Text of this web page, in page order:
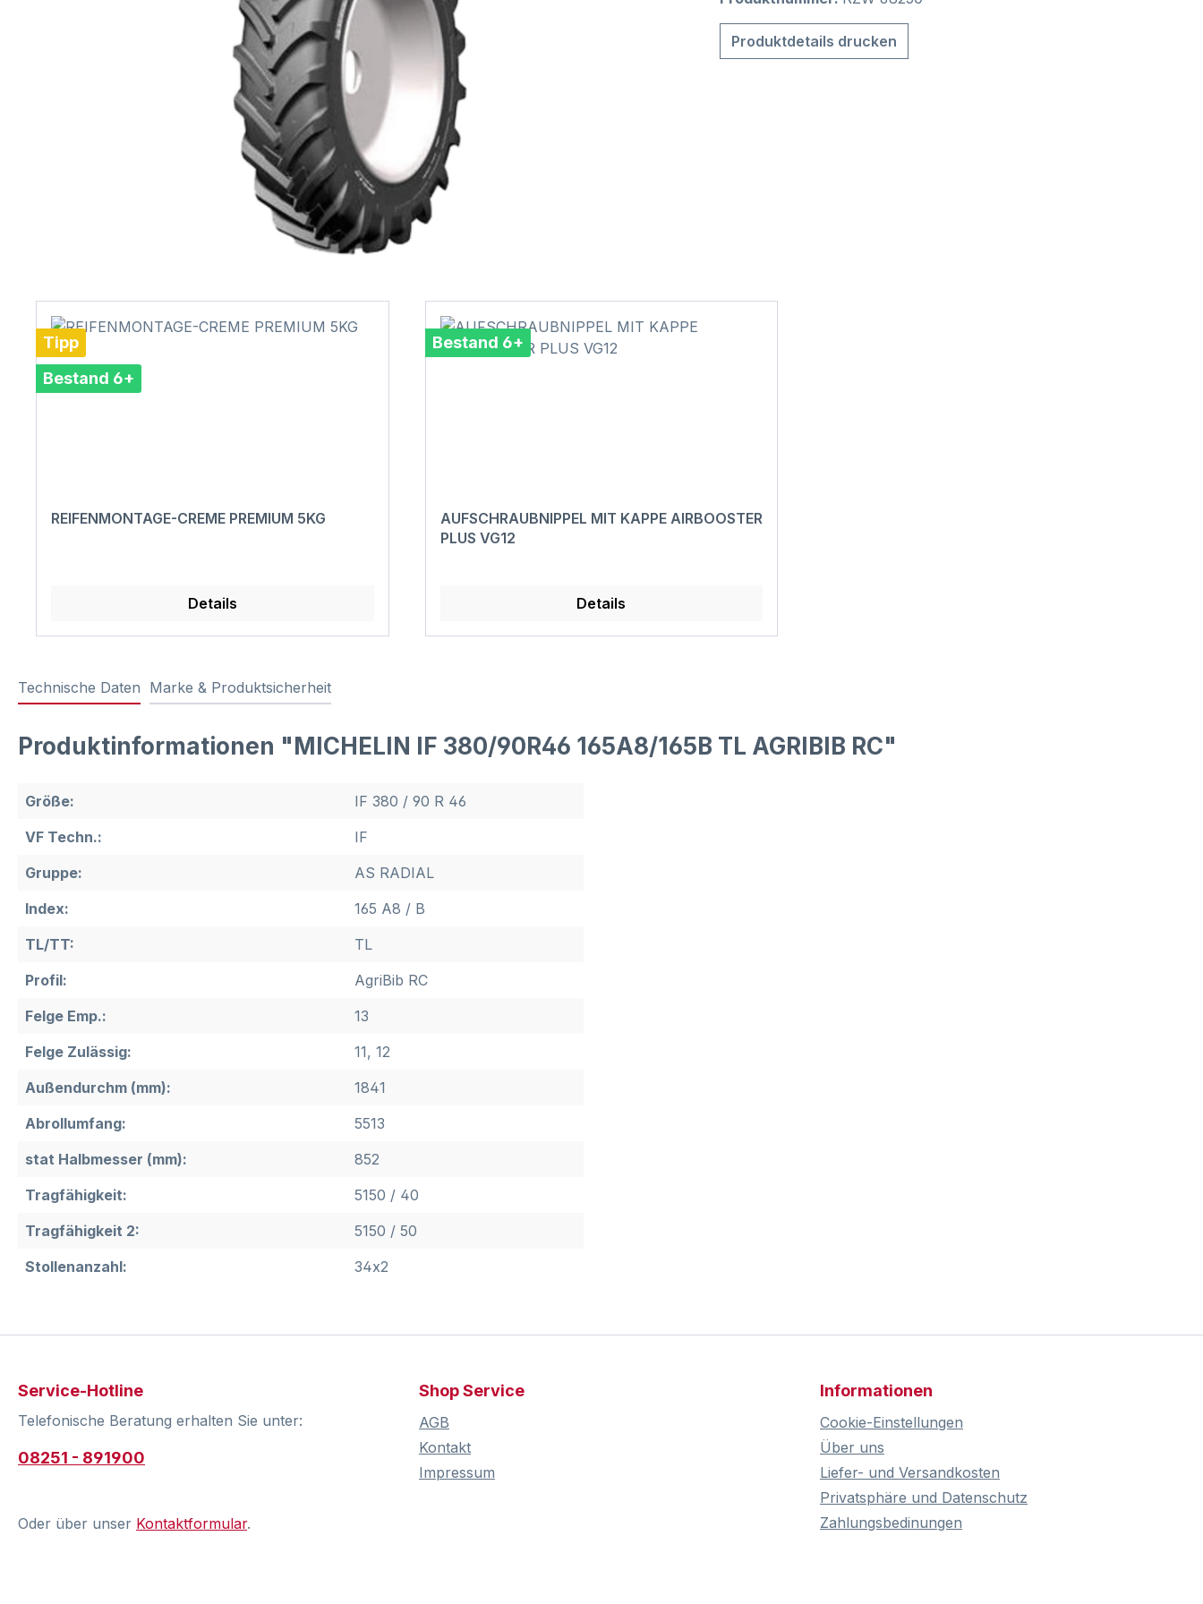
Produktdetails drucken
Tipp
Bestand 6+
REIFENMONTAGE-CREME PREMIUM 5KG
Details
Bestand 6+
AUFSCHRAUBNIPPEL MIT KAPPE AIRBOOSTER
PLUS VG12
Details
Technische Daten Marke & Produktsicherheit
Produktinformationen "MICHELIN IF 380/90R46 165A8/165B TL AGRIBIB RC"
Größe:
IF 380 / 90 R 46
VF Techn.:
IF
Gruppe:
AS RADIAL
Index:
165 A8 / B
TL/TT:
TL
Profil:
AgriBib RC
Felge Emp.:
13
Felge Zulässig:
11, 12
Außendurchm (mm):
1841
Abrollumfang:
5513
stat Halbmesser (mm):
852
Tragfähigkeit:
5150 / 40
Tragfähigkeit 2:
5150 / 50
Stollenanzahl:
34x2
Service-Hotline
Telefonische Beratung erhalten Sie unter:
08251 - 891900
Oder über unser Kontaktformular.
Shop Service
AGB
Kontakt
Impressum
Informationen
Cookie-Einstellungen
Über uns
Liefer- und Versandkosten
Privatsphäre und Datenschutz
Zahlungsbedinungen